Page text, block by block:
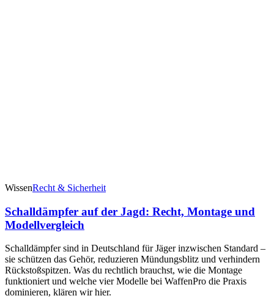
WissenRecht & Sicherheit
Schalldämpfer auf der Jagd: Recht, Montage und
Modellvergleich
Schalldämpfer sind in Deutschland für Jäger inzwischen Standard –
sie schützen das Gehör, reduzieren Mündungsblitz und verhindern
Rückstoßspitzen. Was du rechtlich brauchst, wie die Montage
funktioniert und welche vier Modelle bei WaffenPro die Praxis
dominieren, klären wir hier.